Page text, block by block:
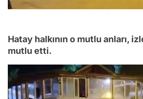
Hatay halkının o mutlu anları,
mutlu etti.